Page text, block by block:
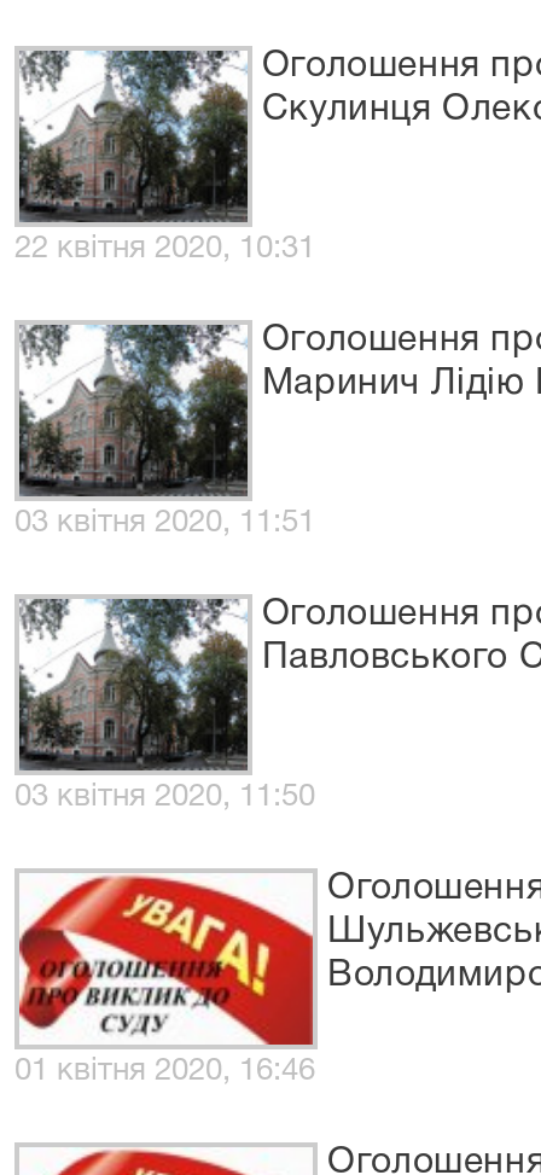
Оголошення
Скулинця
22 квітня 2020, 10:31
Оголошення
Маринич Лідію
03 квітня 2020, 11:51
Оголошення
Павловського
03 квітня 2020, 11:50
01 квітня 2020, 16:46